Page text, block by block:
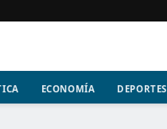
ECONOMÍA DEPORTES